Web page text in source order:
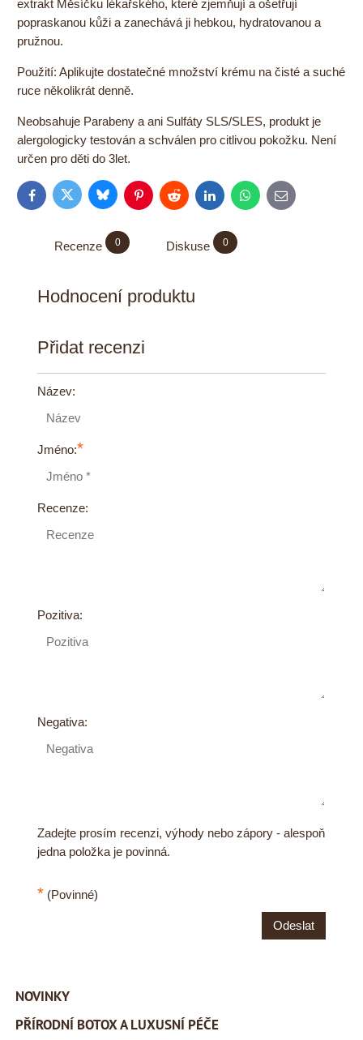
extrakt Měsíčku lékařského, které zjemňují a ošetřují
popraskanou kůži a zanechává ji hebkou, hydratovanou a
pružnou.
Použití: Aplikujte dostatečné množství krému na čisté a suché
ruce několikrát denně.
Neobsahuje Parabeny a ani Sulfáty SLS/SLES, produkt je
alergologicky testován a schválen pro citlivou pokožku. Není
určen pro děti do 3let.
FacebookTwitter BlueskyPinterestReddit LinkedInWhatsApp
E-
mail
Recenze 0 Diskuse 0
Hodnocení produktu
Přidat recenzi
Název:
Jméno:*
Recenze:
Pozitiva:
Negativa:
Zadejte prosím recenzi, výhody nebo zápory - alespoň
jedna položka je povinná.
* (Povinné)
Odeslat
NOVINKY
PŘÍRODNÍ BOTOX A LUXUSNÍ PÉČE